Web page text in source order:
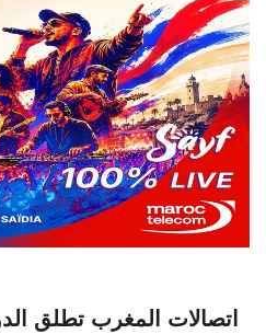
اتصالات المغرب تطلق